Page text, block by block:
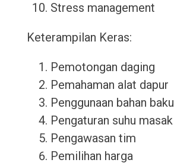
Stress management
Keterampilan Keras:
Pemotongan daging
Pemahaman alat dapur
Penggunaan bahan baku
Pengaturan suhu masak
Pengawasan tim
Pemilihan harga